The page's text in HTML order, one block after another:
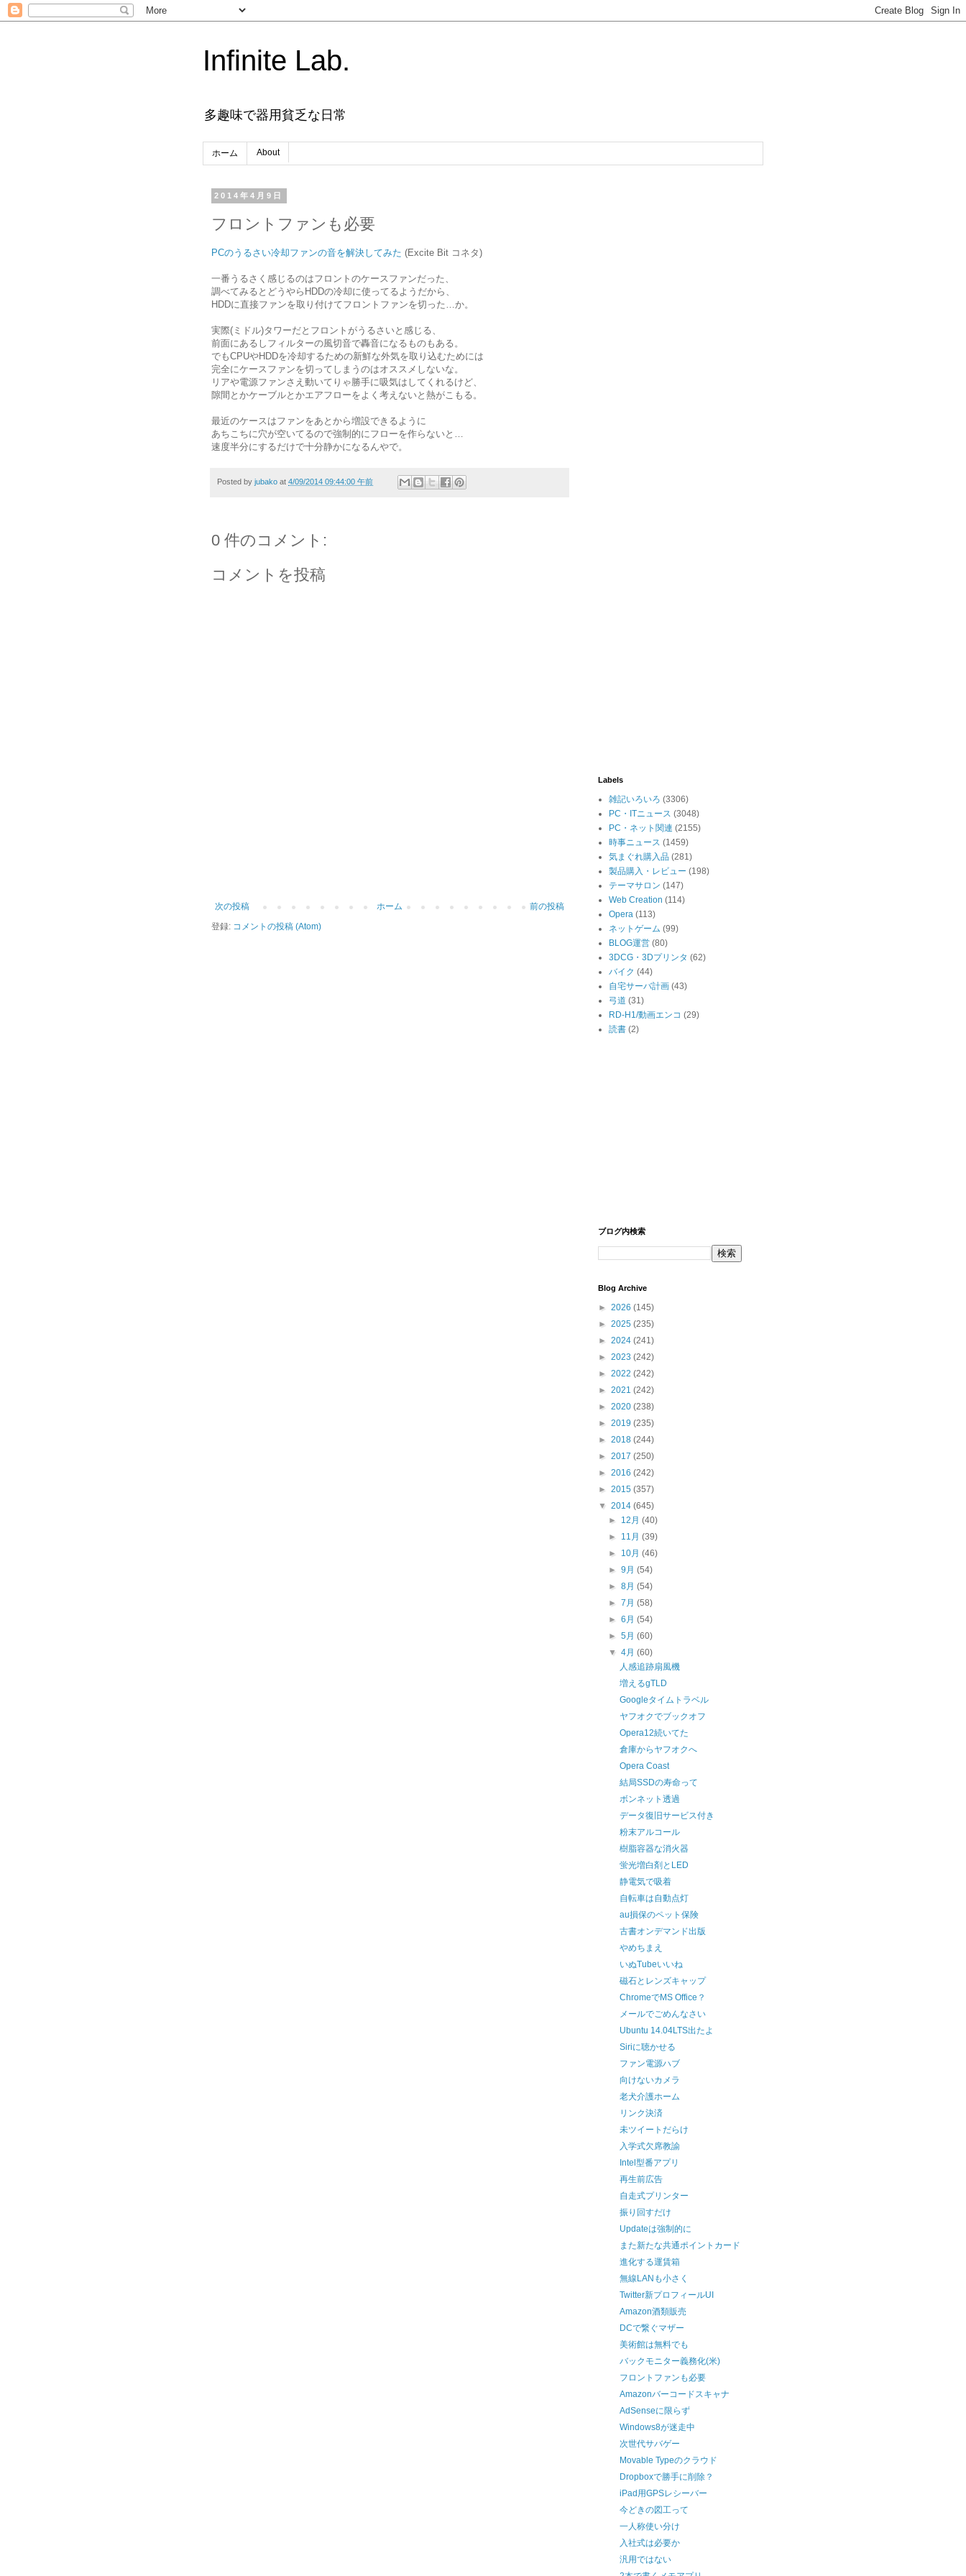
Infinite Lab.
多趣味で器用貧乏な日常
ホーム About
2014年4月9日
フロントファンも必要
PCのうるさい冷却ファンの音を解決してみた (Excite Bit コネタ)
一番うるさく感じるのはフロントのケースファンだった、
調べてみるとどうやらHDDの冷却に使ってるようだから、
HDDに直接ファンを取り付けてフロントファンを切った…か。
実際(ミドル)タワーだとフロントがうるさいと感じる、
前面にあるしフィルターの風切音で轟音になるものもある。
でもCPUやHDDを冷却するための新鮮な外気を取り込むためには
完全にケースファンを切ってしまうのはオススメしないな。
リアや電源ファンさえ動いてりゃ勝手に吸気はしてくれるけど、
隙間とかケーブルとかエアフローをよく考えないと熱がこもる。
最近のケースはファンをあとから増設できるように
あちこちに穴が空いてるので強制的にフローを作らないと…
速度半分にするだけで十分静かになるんやで。
Posted by jubako at 4/09/2014 09:44:00 午前
0 件のコメント:
コメントを投稿
次の投稿 前の投稿
ホーム
登録: コメントの投稿 (Atom)
Labels
雑記いろいろ (3306)
PC・ITニュース (3048)
PC・ネット関連 (2155)
時事ニュース (1459)
気まぐれ購入品 (281)
製品購入・レビュー (198)
テーマサロン (147)
Web Creation (114)
Opera (113)
ネットゲーム (99)
BLOG運営 (80)
3DCG・3Dプリンタ (62)
バイク (44)
自宅サーバ計画 (43)
弓道 (31)
RD-H1/動画エンコ (29)
読書 (2)
ブログ内検索
Blog Archive
► 2026 (145)
► 2025 (235)
► 2024 (241)
► 2023 (242)
► 2022 (242)
► 2021 (242)
► 2020 (238)
► 2019 (235)
► 2018 (244)
► 2017 (250)
► 2016 (242)
► 2015 (357)
▼ 2014 (645)
► 12月(40)
► 11月(39)
► 10月(46)
►9月(54)
►8月(54)
►7月(58)
►6月(54)
►5月(60)
▼4月(60)
人感追跡扇風機
増えるgTLD
Googleタイムトラベル
ヤフオクでブックオフ
Opera12続いてた
倉庫からヤフオクへ
Opera Coast
結局SSDの寿命って
ボンネット透過
データ復旧サービス付き
粉末アルコール
樹脂容器な消火器
蛍光増白剤とLED
静電気で吸着
自転車は自動点灯
au損保のペット保険
古書オンデマンド出版
やめちまえ
いぬTubeいいね
磁石とレンズキャップ
ChromeでMS Office？
メールでごめんなさい
Ubuntu 14.04LTS出たよ
Siriに聴かせる
ファン電源ハブ
向けないカメラ
老犬介護ホーム
リンク決済
未ツイートだらけ
入学式欠席教諭
Intel型番アプリ
再生前広告
自走式プリンター
振り回すだけ
Updateは強制的に
また新たな共通ポイントカード
進化する運賃箱
無線LANも小さく
Twitter新プロフィールUI
Amazon酒類販売
DCで繋ぐマザー
美術館は無料でも
バックモニター義務化(米)
フロントファンも必要
Amazonバーコードスキャナ
AdSenseに限らず
Windows8が迷走中
次世代サバゲー
Movable Typeのクラウド
Dropboxで勝手に削除？
iPad用GPSレシーバー
今どきの図工って
一人称使い分け
入社式は必要か
汎用ではない